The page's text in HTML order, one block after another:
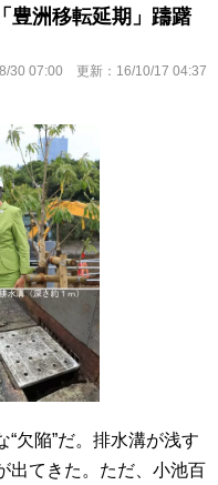
豊洲移転延期」躊躇
30 07:00 更新： 16/10/17 04:37
欠陥”だ。排水溝が浅す
出てきた。ただ、小池百